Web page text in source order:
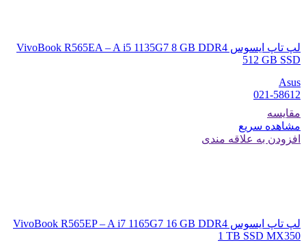
لپ تاپ ایسوس VivoBook R565EA – A i5 1135G7 8 GB DDR4
512 GB SSD
Asus
021-58612
مقایسه
مشاهده سریع
افزودن به علاقه مندی
لپ تاپ ایسوس VivoBook R565EP – A i7 1165G7 16 GB DDR4
1 TB SSD MX350